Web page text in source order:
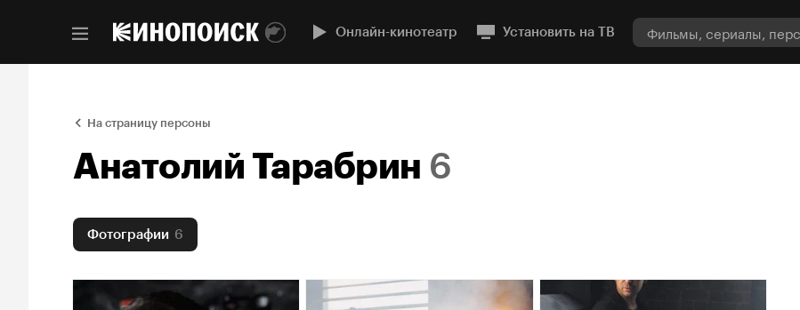
Онлайн-кинотеатр Установить на ТВ
На страницу персоны
Анатолий Тарабрин 6
Фотографии 6